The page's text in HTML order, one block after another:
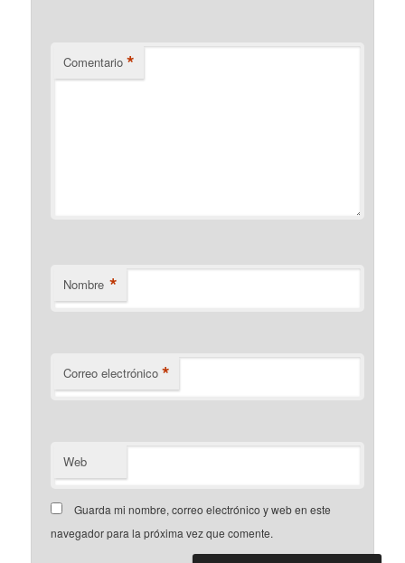
Comentario *
Nombre *
Correo electrónico *
Web
Guarda mi nombre, correo electrónico y web en este
navegador para la próxima vez que comente.